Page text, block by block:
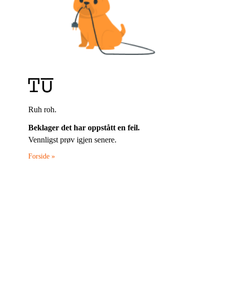
Ruh roh.
Beklager det har oppstått en feil.
Vennligst prøv igjen senere.
Forside »